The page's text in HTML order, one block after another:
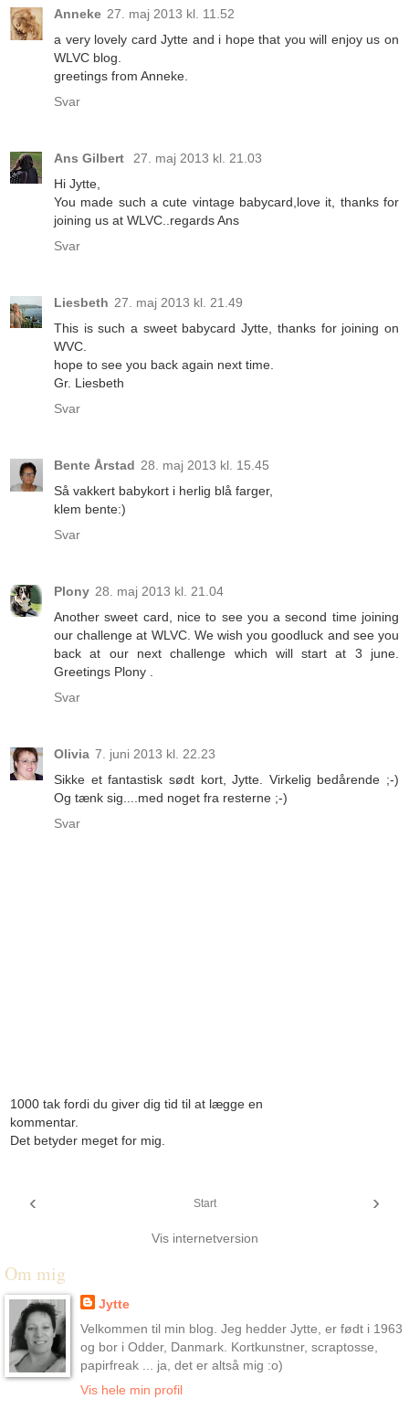
Anneke 27. maj 2013 kl. 11.52
a very lovely card Jytte and i hope that you will enjoy us on
WLVC blog.
greetings from Anneke.
Svar
Ans Gilbert
27. maj 2013 kl. 21.03
Hi Jytte,
You made such a cute vintage babycard,love it, thanks for
joining us at WLVC..regards Ans
Svar
Liesbeth 27. maj 2013 kl. 21.49
This is such a sweet babycard Jytte, thanks for joining on
WVC.
hope to see you back again next time.
Gr. Liesbeth
Svar
Bente Årstad 28. maj 2013 kl. 15.45
Så vakkert babykort i herlig blå farger,
klem bente:)
Svar
Plony 28. maj 2013 kl. 21.04
Another sweet card, nice to see you a second time joining
our challenge at WLVC. We wish you goodluck and see you
back at our next challenge which will start at 3 june.
Greetings Plony .
Svar
Olivia 7. juni 2013 kl. 22.23
Sikke et fantastisk sødt kort, Jytte. Virkelig bedårende ;-)
Og tænk sig....med noget fra resterne ;-)
Svar
1000 tak fordi du giver dig tid til at lægge en
kommentar.
Det betyder meget for mig.
‹ ›
Start
Vis internetversion
Om mig
Jytte
Velkommen til min blog. Jeg hedder Jytte, er født i 1963
og bor i Odder, Danmark. Kortkunstner, scraptosse,
papirfreak ... ja, det er altså mig :o)
Vis hele min profil